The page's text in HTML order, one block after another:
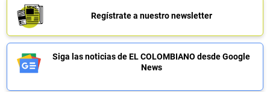
Regístrate a nuestro newsletter
Siga las noticias de EL COLOMBIANO desde Google
News